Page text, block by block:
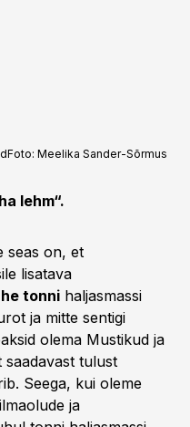
Foto: Meelika Sander-Sõrmus
lehm“.
seas on, et
lisatava
tonni haljasmassi
ja mitte sentigi
olema Mustikud ja
saadavast tulust
Seega, kui oleme
ja